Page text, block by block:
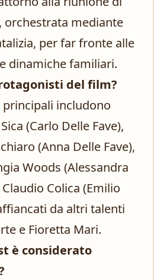
orchestrata mediante
per far fronte alle
dinamiche familiari.
del film?
includono
(Carlo Delle Fave),
(Anna Delle Fave),
Woods (Alessandra
Claudio Colica (Emilio
da altri talenti
e Fioretta Mari.
è considerato